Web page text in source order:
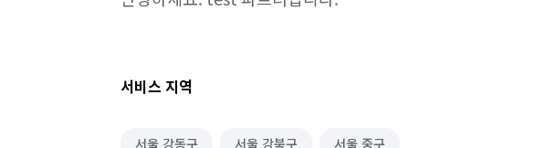
서비스 지역
서울 강동구 서울 강북구 서울 중구